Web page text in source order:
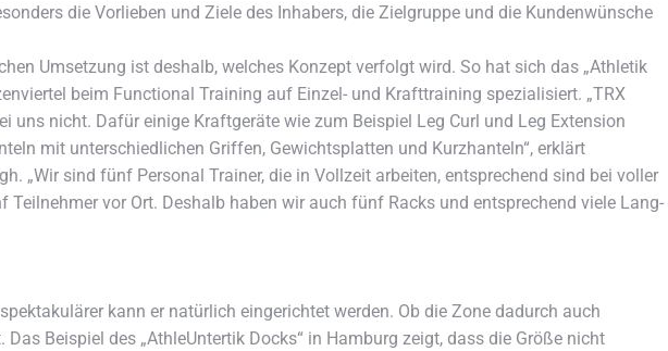
die Vorlieben und Ziele des Inhabers, die Zielgruppe und die Kundenwünsche
Umsetzung ist deshalb, welches Konzept verfolgt wird. So hat sich das „Athletik
beim Functional Training auf Einzel- und Krafttraining spezialisiert. „TRX
uns nicht. Dafür einige Kraftgeräte wie zum Beispiel Leg Curl und Leg Extension
mit unterschiedlichen Griffen, Gewichtsplatten und Kurzhanteln“, erklärt
„Wir sind fünf Personal Trainer, die in Vollzeit arbeiten, entsprechend sind bei voller
Teilnehmer vor Ort. Deshalb haben wir auch fünf Racks und entsprechend viele Lang-
kann er natürlich eingerichtet werden. Ob die Zone dadurch auch
Beispiel des „AthleUntertik Docks“ in Hamburg zeigt, dass die Größe nicht